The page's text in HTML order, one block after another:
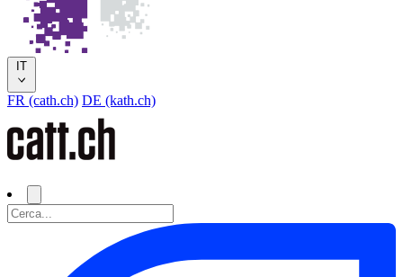
IT
FR (cath.ch) DE (kath.ch)